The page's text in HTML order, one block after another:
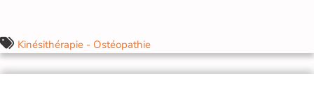
Kinésithérapie - Ostéopathie